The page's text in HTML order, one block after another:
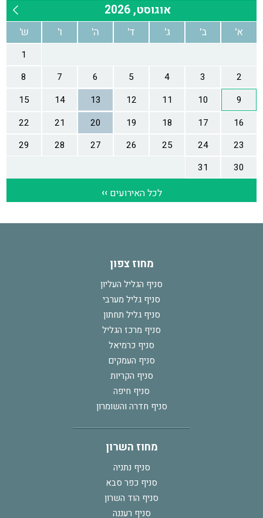
מחוז צפון
סניף הגליל העליון
סניף גליל מערבי
סניף גליל תחתון
סניף מרכז הגליל
סניף כרמיאל
סניף העמקים
סניף הקריות
סניף חיפה
סניף חדרה והשומרון
מחוז השרון
סניף נתניה
סניף כפר סבא
סניף הוד השרון
סניף רעננה